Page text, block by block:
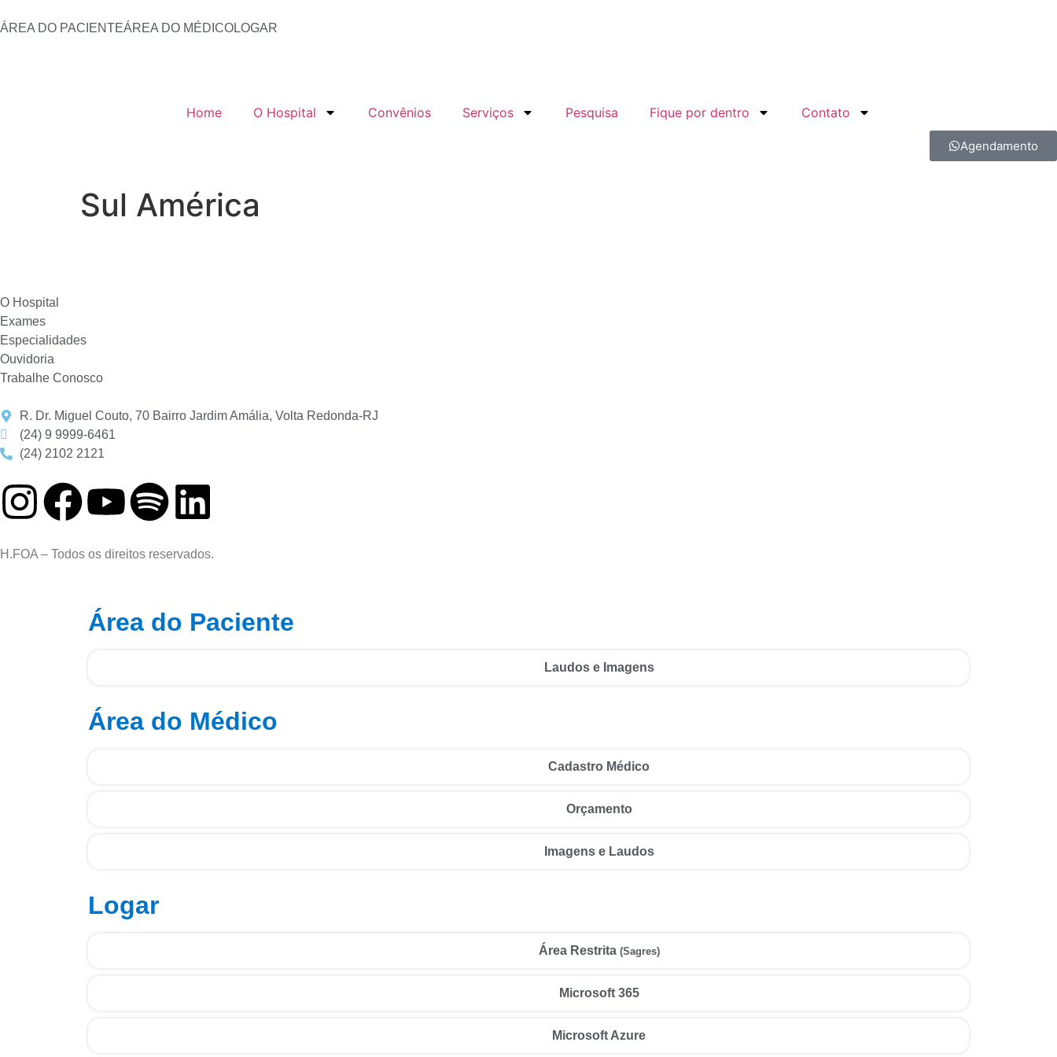
ÁREA DO PACIENTEÁREA DO MÉDICOLOGAR
Home O Hospital Convênios Serviços Pesquisa Fique por dentro Contato
Agendamento
Sul América
O Hospital
Exames
Especialidades
Ouvidoria
Trabalhe Conosco
R. Dr. Miguel Couto, 70 Bairro Jardim Amália, Volta Redonda-RJ
(24) 9 9999-6461
(24) 2102 2121
H.FOA – Todos os direitos reservados.
Área do Paciente
Laudos e Imagens
Área do Médico
Cadastro Médico
Orçamento
Imagens e Laudos
Logar
Área Restrita (Sagres)
Microsoft 365
Microsoft Azure